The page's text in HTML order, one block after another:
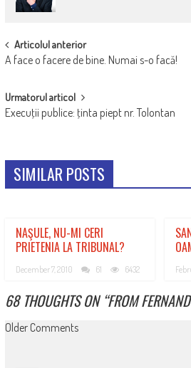
POST
NAVIGATION
Articolul anterior
A face o facere de bine. Numai s-o facă!
Urmatorul articol
Execuţii publice: ţinta piept nr. Tolontan
SIMILAR POSTS
NAŞULE, NU-MI CERI
PRIETENIA LA TRIBUNAL?
December 7, 2010 61 6432
68 THOUGHTS ON “FROM
COMMENT
Older Comments